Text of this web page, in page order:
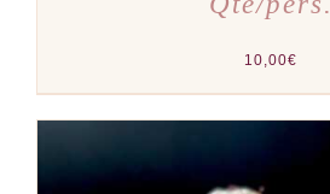
10,00€